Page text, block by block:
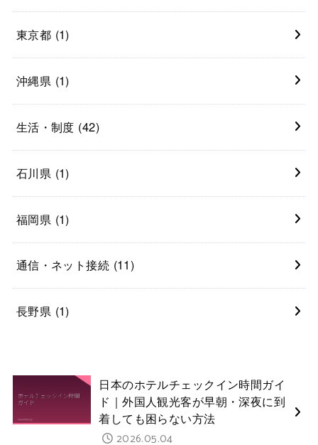
東京都 (1)
沖縄県 (1)
生活・制度 (42)
石川県 (1)
福岡県 (1)
通信・ネット接続 (11)
長野県 (1)
日本のホテルチェックイン時間ガイ
ド｜外国人観光客が早朝・深夜に到
着しても困らない方法
2026.05.04